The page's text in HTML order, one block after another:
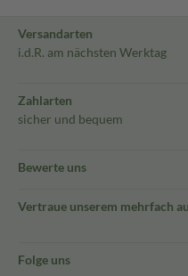
Versandarten
i.d.R. am nächsten Werktag
Zahlarten
sicher und bequem
Bewerte uns
Vertraue unserem mehrfach
Folge uns